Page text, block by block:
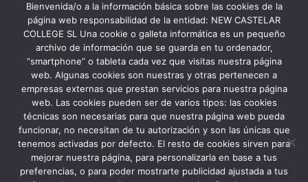
subvención de 30.245,63€. Con una potencia instalada de 60kW, la
comunidad educativa de New Castelar ahorra al planeta 34,79
toneladas de CO2 al año, lo que equivale a recorrer 116.677 km en coche
o plantar 116 árboles al año.
Bienvenida/o a la información básica sobre las cookies de la
página web responsabilidad de la entidad: NEW CASTELAR
COLLEGE SL Una cookie o galleta informática es un pequeño
archivo de información que se guarda en tu ordenador,
“smartphone” o tableta cada vez que visitas nuestra página
web. Algunas cookies son nuestras y otras pertenecen a
empresas externas que prestan servicios para nuestra página
web. Las cookies pueden ser de varios tipos: las cookies
técnicas son necesarias para que nuestra página web pueda
funcionar, no necesitan de tu autorización y son las únicas que
tenemos activadas por defecto. El resto de cookies sirven para
mejorar nuestra página, para personalizarla en base a tus
preferencias, o para poder mostrarte publicidad ajustada a tus